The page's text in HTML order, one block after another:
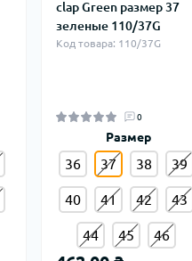
clap Green размер 37
зеленые 110/37G
Код товара: 110/37G
0
Размер
36 37 38 39
40 41 42 43
44 45 46